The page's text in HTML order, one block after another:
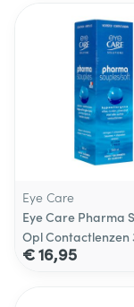
Eye Care
Eye Care Pharma
Opl Contactlenzen
€ 16,95